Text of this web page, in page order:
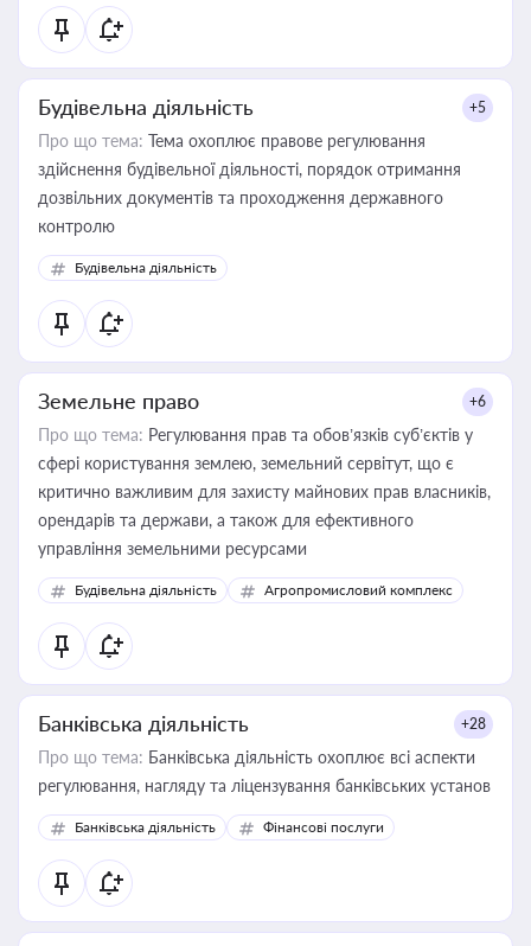
Будівельна діяльність +5
Про що тема: Тема охоплює правове регулювання
здійснення будівельної діяльності, порядок отримання
дозвільних документів та проходження державного
контролю
Будівельна діяльність
Земельне право +6
Про що тема: Регулювання прав та обов’язків суб’єктів у
сфері користування землею, земельний сервітут, що є
критично важливим для захисту майнових прав власників,
орендарів та держави, а також для ефективного
управління земельними ресурсами
Будівельна діяльність Агропромисловий комплекс
Банківська діяльність +28
Про що тема: Банківська діяльність охоплює всі аспекти
регулювання, нагляду та ліцензування банківських установ
Банківська діяльність Фінансові послуги